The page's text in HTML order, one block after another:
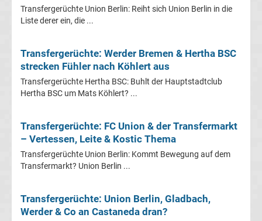
Transfergerüchte
Mönchengladbach
Transfergerüchte
Chemnitzer
Dynamo
Transfergerüchte Union Berlin: Reiht sich Union Berlin in die
Liste derer ein, die ...
Transfergerüchte: Werder Bremen & Hertha BSC
strecken Fühler nach Köhlert aus
Transfergerüchte Hertha BSC: Buhlt der Hauptstadtclub
Hertha BSC um Mats Köhlert? ...
Transfergerüchte: FC Union & der Transfermarkt
– Vertessen, Leite & Kostic Thema
Transfergerüchte Union Berlin: Kommt Bewegung auf dem
Transfermarkt? Union Berlin ...
Transfergerüchte: Union Berlin, Gladbach,
Werder & Co an Castaneda dran?